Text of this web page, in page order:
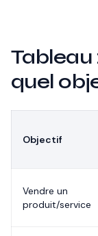
Tableau
quel
Objectif
Vendre un
produit/service